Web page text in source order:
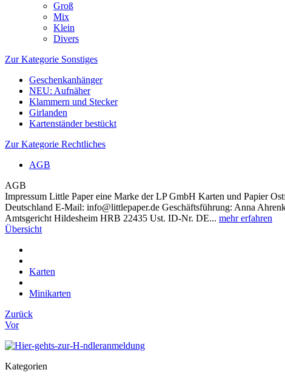
Groß
Mix
Klein
Divers
Zur Kategorie Sonstiges
Geschenkanhänger
NEU: Aufnäher
Klammern und Stecker
Girlanden
Kartenständer bestückt
Zur Kategorie Rechtliches
AGB
AGB
Impressum Little Paper eine Marke der LP GmbH Karten und Papier
Deutschland E-Mail: info@littlepaper.de Geschäftsführung: Anna
Amtsgericht Hildesheim HRB 22435 Ust. ID-Nr. DE... mehr erfahren
Übersicht
Karten
Minikarten
Zurück
Vor
Kategorien